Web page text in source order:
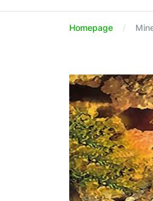
Homepage